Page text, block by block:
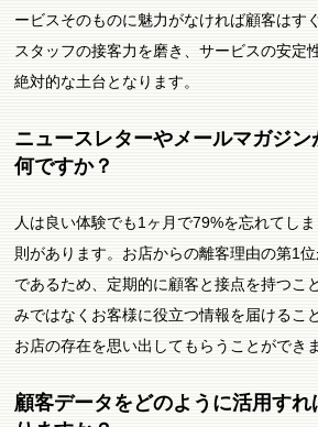
ービスそのものに魅力がなければ顧客はす
スタッフの接客力を磨き、サービスの安定
絶対的な土台となります。
ニュースレターやメールマガジ
何ですか？
人は良い体験でも1ヶ月で79%を忘れてし
則があります。お店からの離客理由の第1
であるため、定期的に顧客と接点を持つこ
みではなくお客様に役立つ情報を届けるこ
お店の存在を思い出してもらうことができ
顧客データをどのように活用す